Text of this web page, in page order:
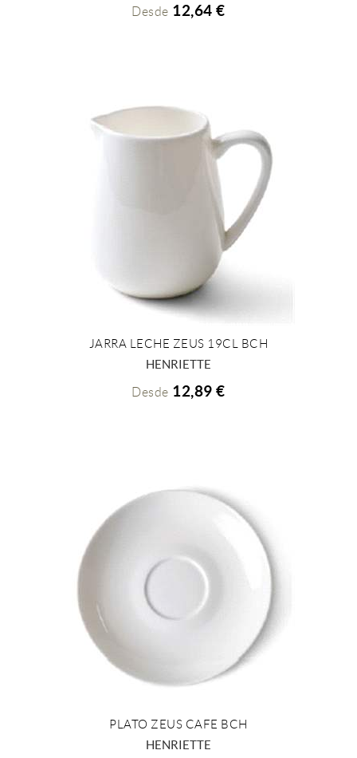
Desde 12,64 €
+ INFO
JARRA LECHE ZEUS 19CL BCH
HENRIETTE
Desde 12,89 €
+ INFO
PLATO ZEUS CAFE BCH
HENRIETTE